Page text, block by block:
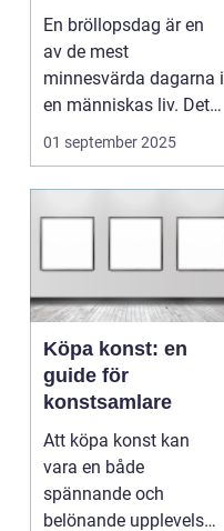
bröllopsberättelse
En bröllopsdag är en
av de mest
minnesvärda dagarna i
en människas liv. Det
&aum...
01 september 2025
Köpa konst: en
guide för
konstsamlare
Att köpa konst kan
vara en både
spännande och
belönande upplevelse.